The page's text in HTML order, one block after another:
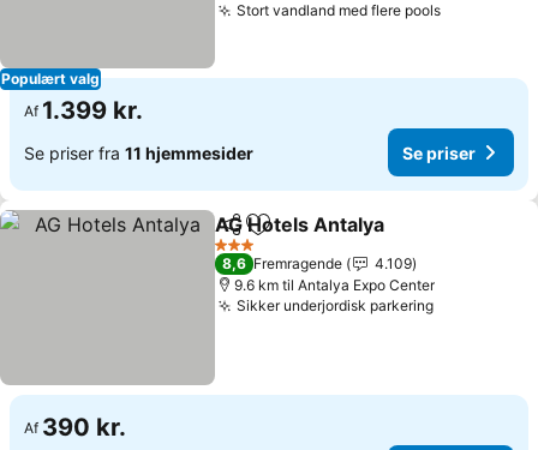
Populært valg
Stort vandland med flere pools
Af 1.399 kr.
Se priser fra 11 hjemmesider Se priser
Del Føj til favoritter
AG Hotels Antalya
3 Stjerner
8,6 Fremragende
4.109
9.6 km til Antalya Expo Center
Sikker underjordisk parkering
Af 390 kr.